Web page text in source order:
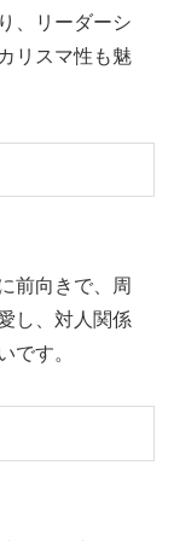
、リーダーシ
リスマ性も魅
前向きで、周
し、対人関係
です。